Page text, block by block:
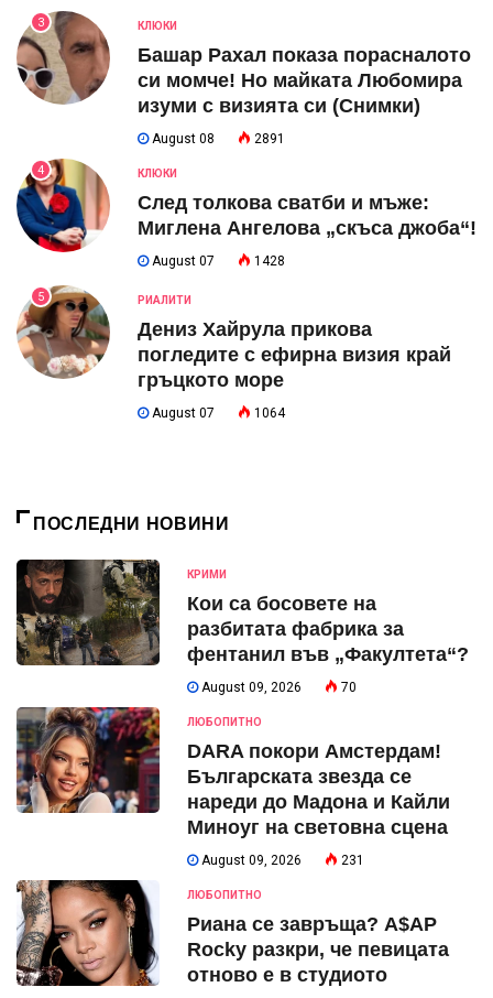
3 КЛЮКИ
Башар Рахал показа порасналото
си момче! Но майката Любомира
изуми с визията си (Снимки)
August 08 2891
4 КЛЮКИ
След толкова сватби и мъже:
Миглена Ангелова „скъса джоба“!
August 07 1428
5 РИАЛИТИ
Дениз Хайрула прикова
погледите с ефирна визия край
гръцкото море
August 07 1064
ПОСЛЕДНИ НОВИНИ
КРИМИ
Кои са босовете на
разбитата фабрика за
фентанил във „Факултета“?
August 09, 2026 70
ЛЮБОПИТНО
DARA покори Амстердам!
Българската звезда се
нареди до Мадона и Кайли
Миноуг на световна сцена
August 09, 2026 231
ЛЮБОПИТНО
Риана се завръща? A$AP
Rocky разкри, че певицата
отново е в студиото